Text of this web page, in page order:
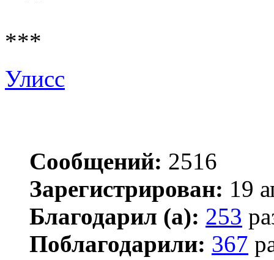
***
Улисс
Сообщений: 2516
Зарегистрирован: 19
Благодарил (а): 253
Поблагодарили: 367